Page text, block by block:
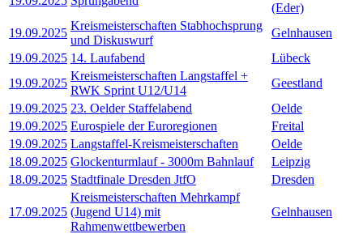
(Eder)
19.09.2025
Kreismeisterschaften Stabhochsprung
und Diskuswurf
Gelnhausen
19.09.2025 14. Laufabend
Lübeck
19.09.2025
Kreismeisterschaften Langstaffel +
RWK Sprint U12/U14
Geestland
19.09.2025 23. Oelder Staffelabend
Oelde
19.09.2025 Eurospiele der Euroregionen
Freital
19.09.2025 Langstaffel-Kreismeisterschaften
Oelde
18.09.2025 Glockenturmlauf - 3000m Bahnlauf
Leipzig
18.09.2025 Stadtfinale Dresden JtfO Dresden
17.09.2025
Kreismeisterschaften Mehrkampf
(Jugend U14) mit
Rahmenwettbewerben
Gelnhausen